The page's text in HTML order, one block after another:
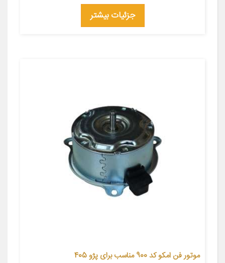
جزئیات بیشتر
موتور فن امکو کد 900 مناسب برای پژو 405